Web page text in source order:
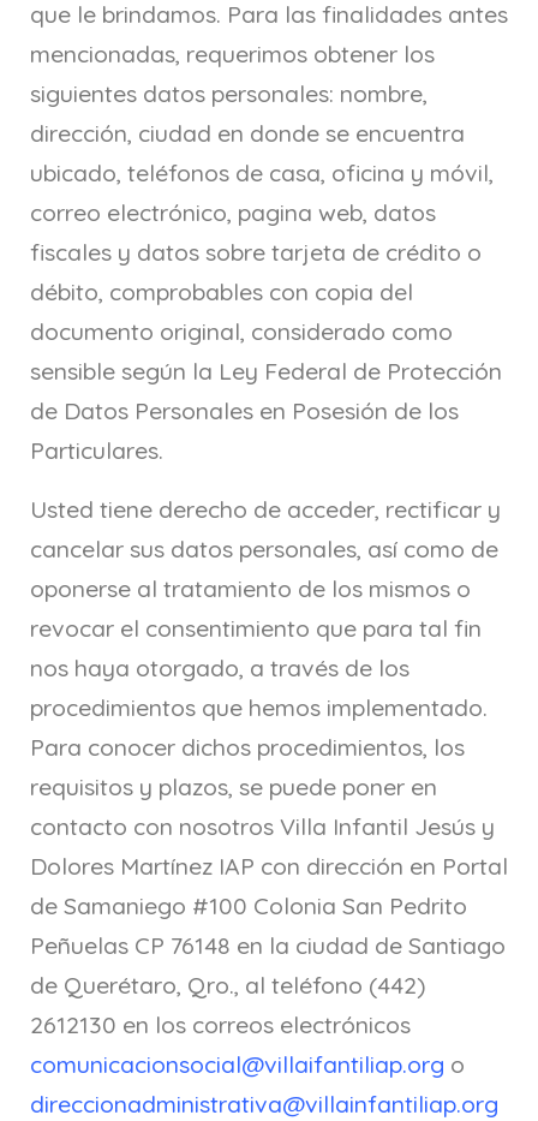
que le brindamos. Para las finalidades antes
mencionadas, requerimos obtener los
siguientes datos personales: nombre,
dirección, ciudad en donde se encuentra
ubicado, teléfonos de casa, oficina y móvil,
correo electrónico, pagina web, datos
fiscales y datos sobre tarjeta de crédito o
débito, comprobables con copia del
documento original, considerado como
sensible según la Ley Federal de Protección
de Datos Personales en Posesión de los
Particulares.
Usted tiene derecho de acceder, rectificar y
cancelar sus datos personales, así como de
oponerse al tratamiento de los mismos o
revocar el consentimiento que para tal fin
nos haya otorgado, a través de los
procedimientos que hemos implementado.
Para conocer dichos procedimientos, los
requisitos y plazos, se puede poner en
contacto con nosotros Villa Infantil Jesús y
Dolores Martínez IAP con dirección en Portal
de Samaniego #100 Colonia San Pedrito
Peñuelas CP 76148 en la ciudad de Santiago
de Querétaro, Qro., al teléfono (442)
2612130 en los correos electrónicos
comunicacionsocial@villaifantiliap.org o
direccionadministrativa@villainfantiliap.org